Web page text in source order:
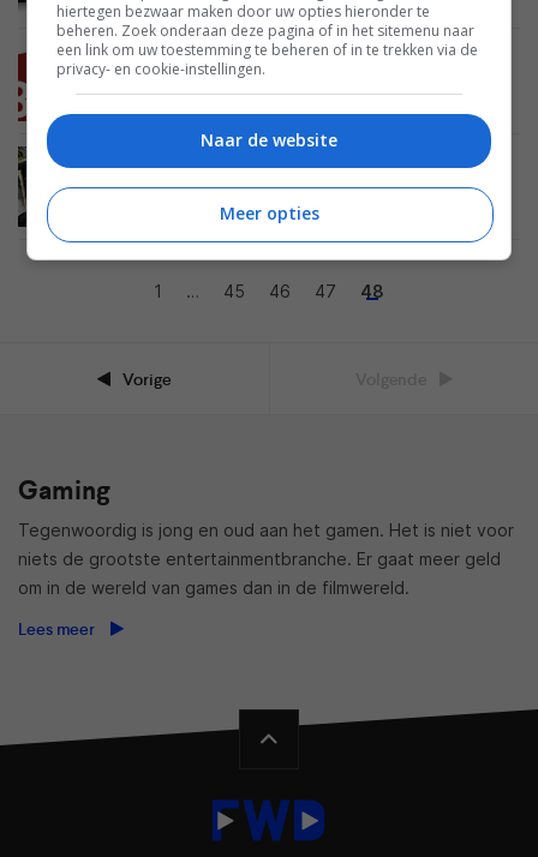
BEELD AUDIO ENTERTAINMENT 13 JUNI 2010
3DTV Magazine nieuws update – 8
PS3 krijgt On-Demand service met MUBI
1 … 45 46 47 48
Vorige
Gaming
Tegenwoordig is jong en oud aan het gamen. Het is niet voor
niets de grootste entertainmentbranche. Er gaat meer geld
om in de wereld van games dan in de filmwereld.
Lees meer
hiertegen bezwaar maken door uw opties hieronder te
beheren. Zoek onderaan deze pagina of in het sitemenu naar
een link om uw toestemming te beheren of in te trekken via de
privacy- en cookie-instellingen.
Naar de website
Meer opties